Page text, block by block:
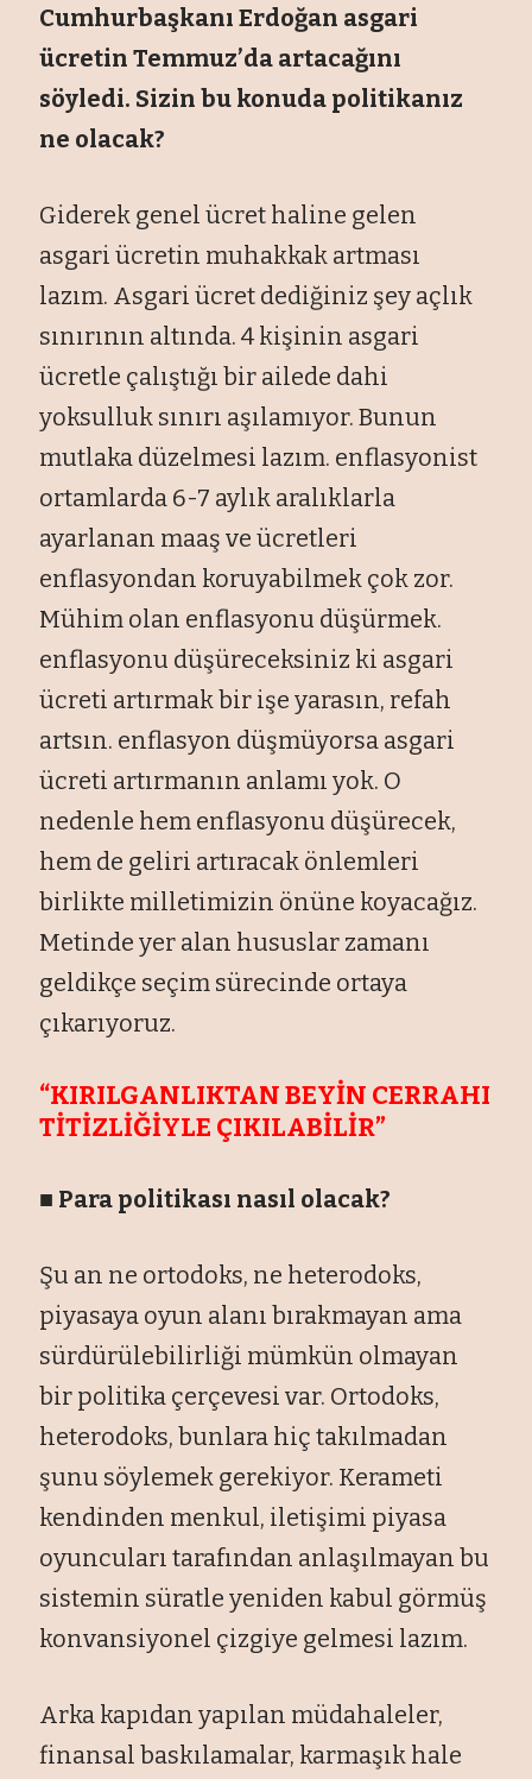
Cumhurbaşkanı Erdoğan asgari
ücretin Temmuz’da artacağını
söyledi. Sizin bu konuda politikanız
ne olacak?
Giderek genel ücret haline gelen
asgari ücretin muhakkak artması
lazım. Asgari ücret dediğiniz şey açlık
sınırının altında. 4 kişinin asgari
ücretle çalıştığı bir ailede dahi
yoksulluk sınırı aşılamıyor. Bunun
mutlaka düzelmesi lazım. enflasyonist
ortamlarda 6-7 aylık aralıklarla
ayarlanan maaş ve ücretleri
enflasyondan koruyabilmek çok zor.
Mühim olan enflasyonu düşürmek.
enflasyonu düşüreceksiniz ki asgari
ücreti artırmak bir işe yarasın, refah
artsın. enflasyon düşmüyorsa asgari
ücreti artırmanın anlamı yok. O
nedenle hem enflasyonu düşürecek,
hem de geliri artıracak önlemleri
birlikte milletimizin önüne koyacağız.
Metinde yer alan hususlar zamanı
geldikçe seçim sürecinde ortaya
çıkarıyoruz.
“KIRILGANLIKTAN BEYİN CERRAHI
TİTİZLİĞİYLE ÇIKILABİLİR”
■ Para politikası nasıl olacak?
Şu an ne ortodoks, ne heterodoks,
piyasaya oyun alanı bırakmayan ama
sürdürülebilirliği mümkün olmayan
bir politika çerçevesi var. Ortodoks,
heterodoks, bunlara hiç takılmadan
şunu söylemek gerekiyor. Kerameti
kendinden menkul, iletişimi piyasa
oyuncuları tarafından anlaşılmayan bu
sistemin süratle yeniden kabul görmüş
konvansiyonel çizgiye gelmesi lazım.
Arka kapıdan yapılan müdahaleler,
finansal baskılamalar, karmaşık hale